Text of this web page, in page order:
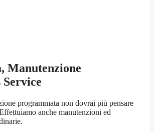
Manutenzione
programmata non dovrai più pensare
anche manutenzioni ed